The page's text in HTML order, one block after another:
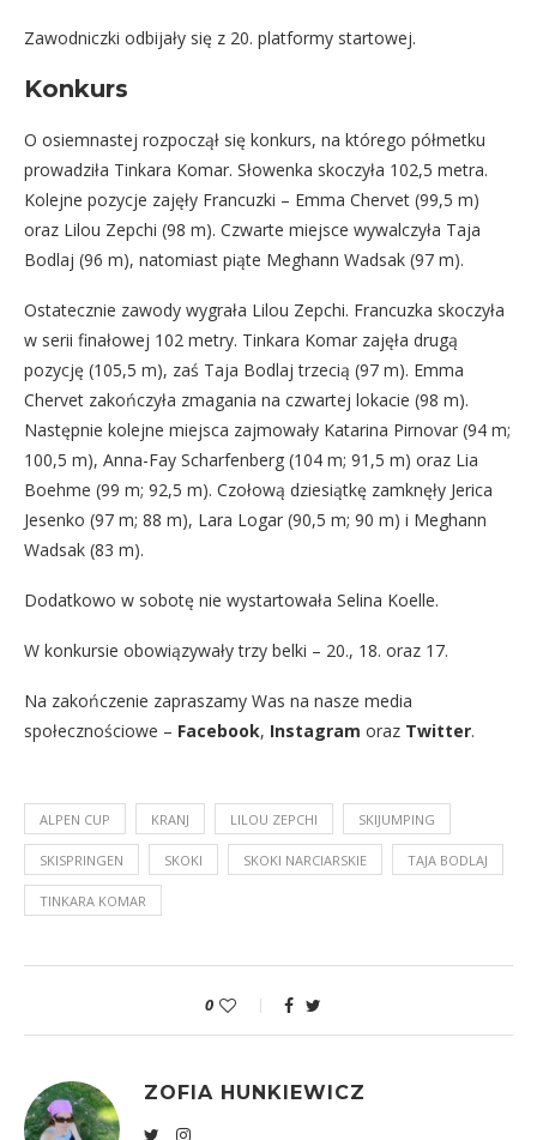
Zawodniczki odbijały się z 20. platformy startowej.
Konkurs
O osiemnastej rozpoczął się konkurs, na którego półmetku
prowadziła Tinkara Komar. Słowenka skoczyła 102,5 metra.
Kolejne pozycje zajęły Francuzki – Emma Chervet (99,5 m)
oraz Lilou Zepchi (98 m). Czwarte miejsce wywalczyła Taja
Bodlaj (96 m), natomiast piąte Meghann Wadsak (97 m).
Ostatecznie zawody wygrała Lilou Zepchi. Francuzka skoczyła
w serii finałowej 102 metry. Tinkara Komar zajęła drugą
pozycję (105,5 m), zaś Taja Bodlaj trzecią (97 m). Emma
Chervet zakończyła zmagania na czwartej lokacie (98 m).
Następnie kolejne miejsca zajmowały Katarina Pirnovar (94 m;
100,5 m), Anna-Fay Scharfenberg (104 m; 91,5 m) oraz Lia
Boehme (99 m; 92,5 m). Czołową dziesiątkę zamknęły Jerica
Jesenko (97 m; 88 m), Lara Logar (90,5 m; 90 m) i Meghann
Wadsak (83 m).
Dodatkowo w sobotę nie wystartowała Selina Koelle.
W konkursie obowiązywały trzy belki – 20., 18. oraz 17.
Na zakończenie zapraszamy Was na nasze media
społecznościowe – Facebook, Instagram oraz Twitter.
ALPEN CUP KRANJ LILOU ZEPCHI SKIJUMPING
SKISPRINGEN SKOKI SKOKI NARCIARSKIE TAJA BODLAJ
TINKARA KOMAR
0
ZOFIA HUNKIEWICZ